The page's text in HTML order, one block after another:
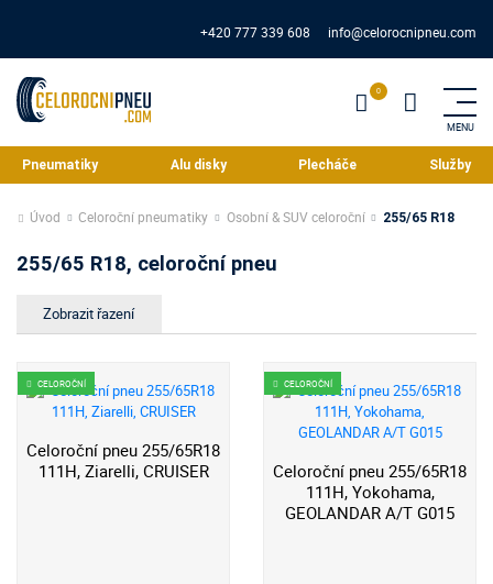
+420 777 339 608 info@celorocnipneu.com
Pneumatiky Alu disky Plecháče Služby
Úvod Celoroční pneumatiky Osobní & SUV celoroční 255/65 R18
255/65 R18, celoroční pneu
CELOROČNÍ
Celoroční pneu 255/65R18
111H, Ziarelli, CRUISER
CELOROČNÍ
Celoroční pneu 255/65R18
111H, Yokohama,
GEOLANDAR A/T G015